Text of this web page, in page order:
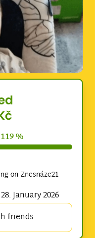
%
on Znesnáze21
January 2026
friends